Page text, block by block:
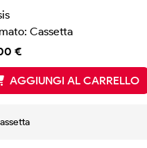
Cassetta
€
AGGIUNGI AL CARRELLO